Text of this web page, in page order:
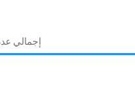
إجمالي عدد